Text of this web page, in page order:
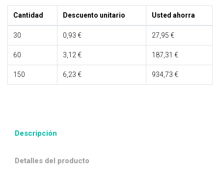
Cantidad Descuento unitario Usted ahorra
30 0,93 € 27,95 €
60 3,12 € 187,31 €
150 6,23 € 934,73 €
Descripción
Detalles del producto